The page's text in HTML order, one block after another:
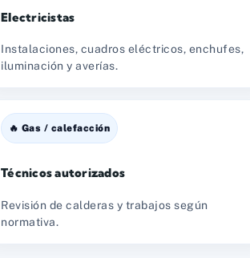
Electricistas
Instalaciones, cuadros eléctricos, enchufes,
iluminación y averías.
🔥 Gas / calefacción
Técnicos autorizados
Revisión de calderas y trabajos según
normativa.